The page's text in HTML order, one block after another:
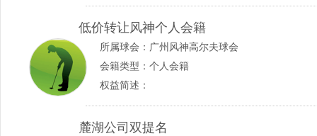
低价转让风神个人会籍
所属球会： 广州风神高尔夫球会
会籍类型：个人会籍
权益简述：
麓湖公司双提名